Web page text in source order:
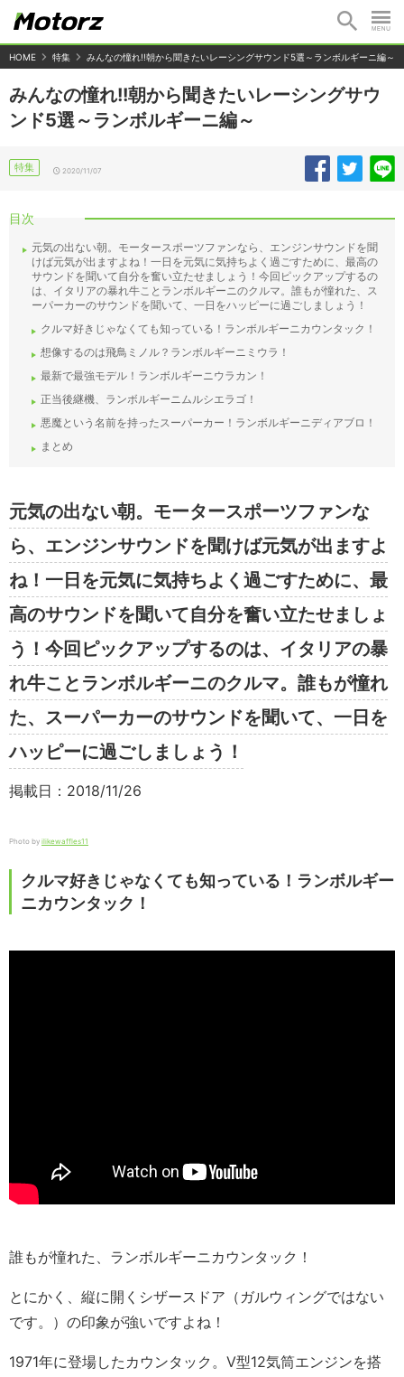
HOME 特集 みんなの憧れ!!朝から聞きたいレーシングサウンド5選～ランボルギーニ編～
みんなの憧れ!!朝から聞きたいレーシングサウ
ンド5選～ランボルギーニ編～
特集 2020/11/07
目次
元気の出ない朝。モータースポーツファンなら、エンジンサウンドを聞
けば元気が出ますよね！一日を元気に気持ちよく過ごすために、最高の
サウンドを聞いて自分を奮い立たせましょう！今回ピックアップするの
は、イタリアの暴れ牛ことランボルギーニのクルマ。誰もが憧れた、ス
ーパーカーのサウンドを聞いて、一日をハッピーに過ごしましょう！
クルマ好きじゃなくても知っている！ランボルギーニカウンタック！
想像するのは飛鳥ミノル？ランボルギーニミウラ！
最新で最強モデル！ランボルギーニウラカン！
正当後継機、ランボルギーニムルシエラゴ！
悪魔という名前を持ったスーパーカー！ランボルギーニディアブロ！
まとめ
元気の出ない朝。モータースポーツファンな
ら、エンジンサウンドを聞けば元気が出ますよ
ね！一日を元気に気持ちよく過ごすために、最
高のサウンドを聞いて自分を奮い立たせましょ
う！今回ピックアップするのは、イタリアの暴
れ牛ことランボルギーニのクルマ。誰もが憧れ
た、スーパーカーのサウンドを聞いて、一日を
ハッピーに過ごしましょう！
掲載日：2018/11/26
Photo by ilikewaffles11
クルマ好きじゃなくても知っている！ランボルギー
ニカウンタック！
誰もが憧れた、ランボルギーニカウンタック！
とにかく、縦に開くシザースドア（ガルウィングではない
です。）の印象が強いですよね！
1971年に登場したカウンタック。V型12気筒エンジンを搭